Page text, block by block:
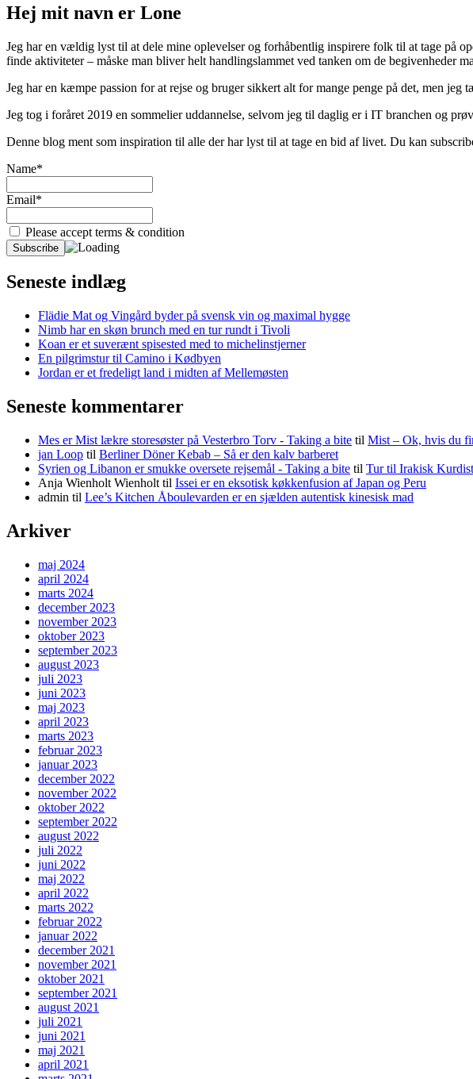
Hej mit navn er Lone
Jeg har en vældig lyst til at dele mine oplevelser og forhåbentlig inspirere folk til at tage på
finde aktiviteter – måske man bliver helt handlingslammet ved tanken om de begivenheder
Jeg har en kæmpe passion for at rejse og bruger sikkert alt for mange penge på det, men
Jeg tog i foråret 2019 en sommelier uddannelse, selvom jeg til daglig er i IT branchen og
Denne blog ment som inspiration til alle der har lyst til at tage en bid af livet. Du kan
Name*
Email*
Please accept terms & condition
Seneste indlæg
Flädie Mat og Vingård byder på svensk vin og maximal hygge
Nimb har en skøn brunch med en tur rundt i Tivoli
Koan er et suverænt spisested med to michelinstjerner
En pilgrimstur til Camino i Kødbyen
Jordan er et fredeligt land i midten af Mellemøsten
Seneste kommentarer
Mes er Mist lækre storesøster på Vesterbro Torv - Taking a bite til Mist – Ok, hvis du
jan Loop til Berliner Döner Kebab – Så er den kalv barberet
Syrien og Libanon er smukke oversete rejsemål - Taking a bite til Tur til Irakisk
Anja Wienholt Wienholt til Issei er en eksotisk køkkenfusion af Japan og Peru
admin til Lee’s Kitchen Åboulevarden er en sjælden autentisk kinesisk mad
Arkiver
maj 2024
april 2024
marts 2024
december 2023
november 2023
oktober 2023
september 2023
august 2023
juli 2023
juni 2023
maj 2023
april 2023
marts 2023
februar 2023
januar 2023
december 2022
november 2022
oktober 2022
september 2022
august 2022
juli 2022
juni 2022
maj 2022
april 2022
marts 2022
februar 2022
januar 2022
december 2021
november 2021
oktober 2021
september 2021
august 2021
juli 2021
juni 2021
maj 2021
april 2021